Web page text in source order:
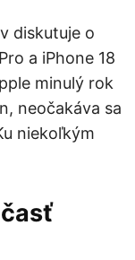
diskutuje o
a iPhone 18
minulý rok
neočakáva sa
niekoľkým